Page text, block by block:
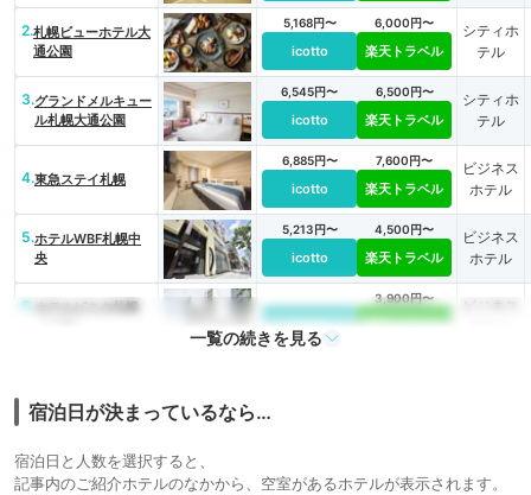
2.札幌ビューホテル大
通公園
5,168円〜
icotto
6,000円〜
楽天トラベル
シティホ
テル
3.グランドメルキュー
ル札幌大通公園
6,545円〜
icotto
6,500円〜
楽天トラベル
シティホ
テル
4.東急ステイ札幌
6,885円〜
icotto
7,600円〜
楽天トラベル
ビジネス
ホテル
5.ホテルWBF札幌中
央
5,213円〜
icotto
4,500円〜
楽天トラベル
ビジネス
ホテル
6.
ホテルビスタ札幌
icotto
3,900円〜
楽天トラベル
ビジネス
ーデルホフ札幌
一覧の続きを見る
宿泊日が決まっているなら…
宿泊日と人数を選択すると、
記事内のご紹介ホテルのなかから、空室があるホテルが表示されます。